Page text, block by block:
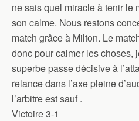
ne sais quel miracle à tenir le
son calme. Nous restons
match grâce à Milton. Le
donc pour calmer les choses,
superbe passe décisive à
relance dans l’axe pleine
l’arbitre est sauf .
Victoire 3-1